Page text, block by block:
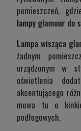
pomieszczeń,
lampy glamour do
Lampa wisząca
żadnym
urządzonym w
oświetlenia
akcentującego
mowa tu o
podłogowych.